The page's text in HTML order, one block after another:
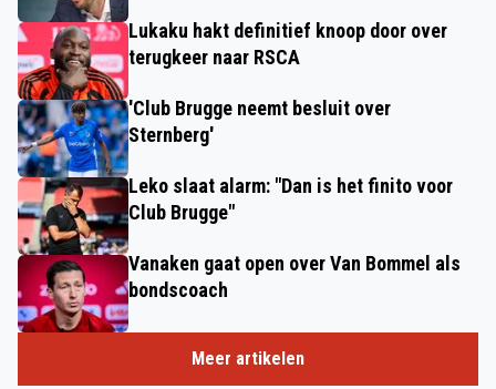
Lukaku hakt definitief knoop door over
terugkeer naar RSCA
'Club Brugge neemt besluit over
Sternberg'
Leko slaat alarm: "Dan is het finito voor
Club Brugge"
Vanaken gaat open over Van Bommel als
bondscoach
Meer artikelen